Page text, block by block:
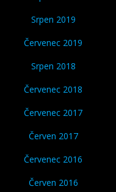
Srpen 2019
Červenec 2019
Srpen 2018
Červenec 2018
Červenec 2017
Červen 2017
Červenec 2016
Červen 2016